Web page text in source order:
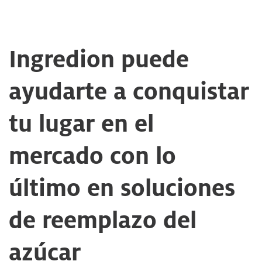
Ingredion puede
ayudarte a conquistar
tu lugar en el
mercado con lo
último en soluciones
de reemplazo del
azúcar